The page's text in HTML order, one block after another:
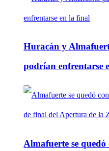
Huracán y
podrían enfrentarse
Almafuerte se